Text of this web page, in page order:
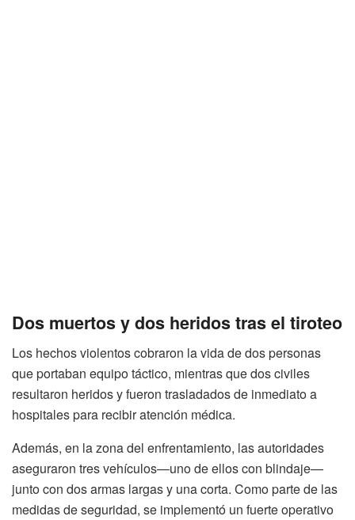
Dos muertos y dos heridos tras el tiroteo
Los hechos violentos cobraron la vida de dos personas
que portaban equipo táctico, mientras que dos civiles
resultaron heridos y fueron trasladados de inmediato a
hospitales para recibir atención médica.
Además, en la zona del enfrentamiento, las autoridades
aseguraron tres vehículos—uno de ellos con blindaje—
junto con dos armas largas y una corta. Como parte de las
medidas de seguridad, se implementó un fuerte operativo